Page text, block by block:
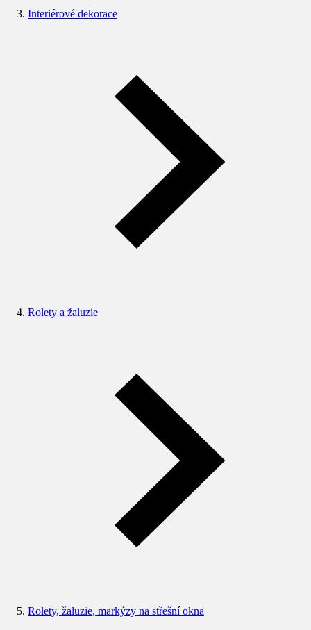
Interiérové dekorace
Rolety a žaluzie
Rolety, žaluzie, markýzy na střešní okna